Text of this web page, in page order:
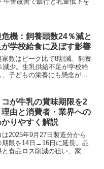
機：飼養頭数24％減と
学校給食に及ぼす影響
家数はピーク比で8割減、飼養
減少。生乳供給不足が学校給
、子どもの栄養にも懸念が高
が牛乳の賞味期限を2
理由と消費者・業界への
りやすく解説
2025年9月27日製造分から
期限を14日→16日に延長。品
食品ロス削減の狙い、家庭